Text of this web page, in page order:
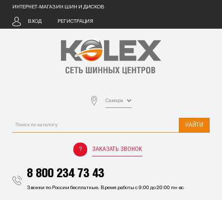
ИНТЕРНЕТ-МАГАЗИН ШИН И ДИСКОВ
ВХОД РЕГИСТРАЦИЯ
Самара
НАЙТИ
ЗАКАЗАТЬ ЗВОНОК
8 800 234 73 43
Звонки по России бесплатные. Время работы с 9:00 до 20:00 пн-вс